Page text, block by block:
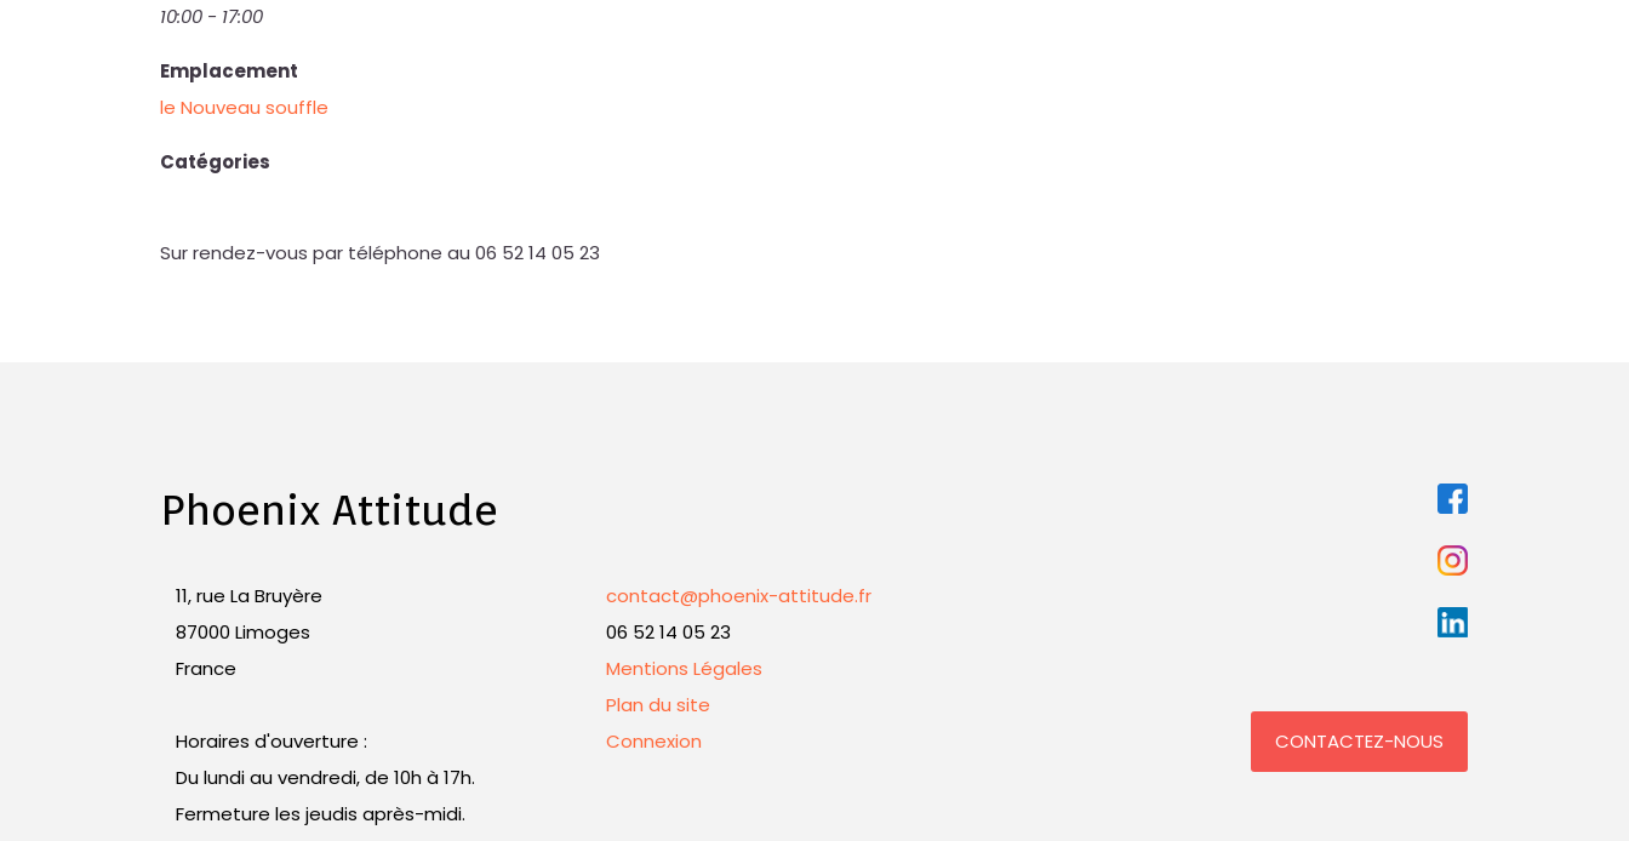
10:00 - 17:00
Emplacement
le Nouveau souffle
Catégories
Sur rendez-vous par téléphone au 06 52 14 05 23
Phoenix Attitude
11, rue La Bruyère
87000 Limoges
France
Horaires d'ouverture :
Du lundi au vendredi, de 10h à 17h.
Fermeture les jeudis après-midi.
contact@phoenix-attitude.fr
06 52 14 05 23
Mentions Légales
Plan du site
Connexion
CONTACTEZ-NOUS